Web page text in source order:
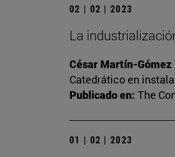
02 | 02 | 2023
La
César Martín-Gómez
Catedrático en
Publicado en: The
01 | 02 | 2023